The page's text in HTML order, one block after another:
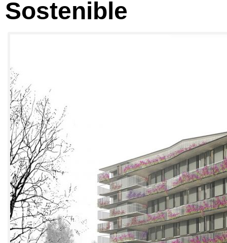
Sostenible